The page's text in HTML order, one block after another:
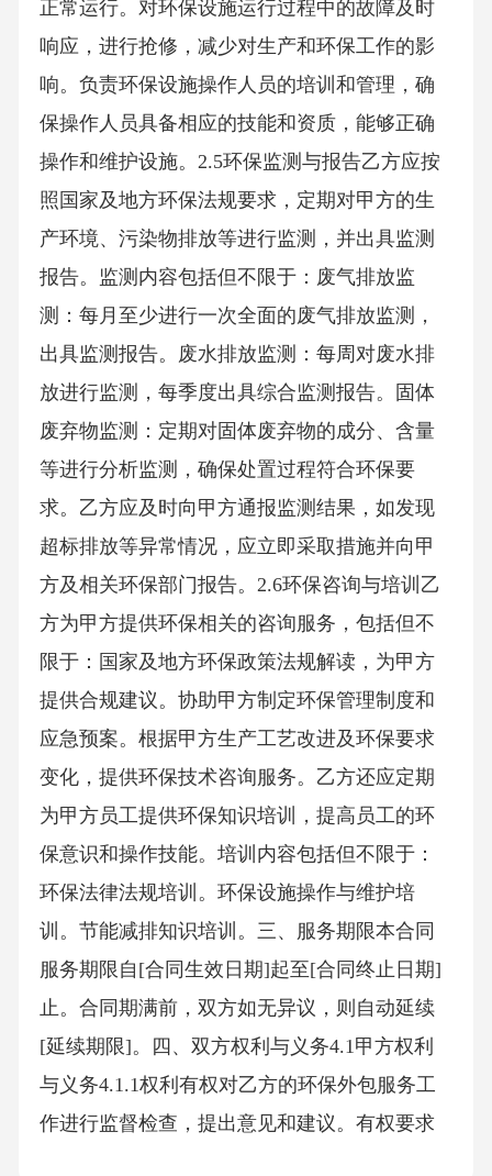
正常运行。对环保设施运行过程中的故障及时
响应，进行抢修，减少对生产和环保工作的影
响。负责环保设施操作人员的培训和管理，确
保操作人员具备相应的技能和资质，能够正确
操作和维护设施。2.5环保监测与报告乙方应按
照国家及地方环保法规要求，定期对甲方的生
产环境、污染物排放等进行监测，并出具监测
报告。监测内容包括但不限于：废气排放监
测：每月至少进行一次全面的废气排放监测，
出具监测报告。废水排放监测：每周对废水排
放进行监测，每季度出具综合监测报告。固体
废弃物监测：定期对固体废弃物的成分、含量
等进行分析监测，确保处置过程符合环保要
求。乙方应及时向甲方通报监测结果，如发现
超标排放等异常情况，应立即采取措施并向甲
方及相关环保部门报告。2.6环保咨询与培训乙
方为甲方提供环保相关的咨询服务，包括但不
限于：国家及地方环保政策法规解读，为甲方
提供合规建议。协助甲方制定环保管理制度和
应急预案。根据甲方生产工艺改进及环保要求
变化，提供环保技术咨询服务。乙方还应定期
为甲方员工提供环保知识培训，提高员工的环
保意识和操作技能。培训内容包括但不限于：
环保法律法规培训。环保设施操作与维护培
训。节能减排知识培训。三、服务期限本合同
服务期限自[合同生效日期]起至[合同终止日期]
止。合同期满前，双方如无异议，则自动延续
[延续期限]。四、双方权利与义务4.1甲方权利
与义务4.1.1权利有权对乙方的环保外包服务工
作进行监督检查，提出意见和建议。有权要求